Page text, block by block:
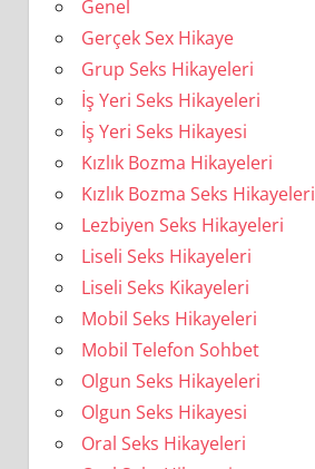
Genel
Gerçek Sex Hikaye
Grup Seks Hikayeleri
İş Yeri Seks Hikayeleri
İş Yeri Seks Hikayesi
Kızlık Bozma Hikayeleri
Kızlık Bozma Seks Hikayeleri
Lezbiyen Seks Hikayeleri
Liseli Seks Hikayeleri
Liseli Seks Kikayeleri
Mobil Seks Hikayeleri
Mobil Telefon Sohbet
Olgun Seks Hikayeleri
Olgun Seks Hikayesi
Oral Seks Hikayeleri